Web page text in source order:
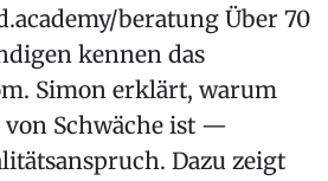
beratung Über 70
kennen das
Simon erklärt, warum
von Schwäche ist —
Dazu zeigt